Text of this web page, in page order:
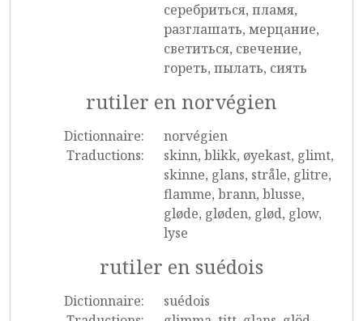
серебриться, пламя,
разглашать, мерцание,
светиться, свечение,
гореть, пылать, сиять
rutiler en norvégien
Dictionnaire:
norvégien
Traductions:
skinn, blikk, øyekast, glimt,
skinne, glans, stråle, glitre,
flamme, brann, blusse,
gløde, gløden, glød, glow,
lyse
rutiler en suédois
Dictionnaire:
suédois